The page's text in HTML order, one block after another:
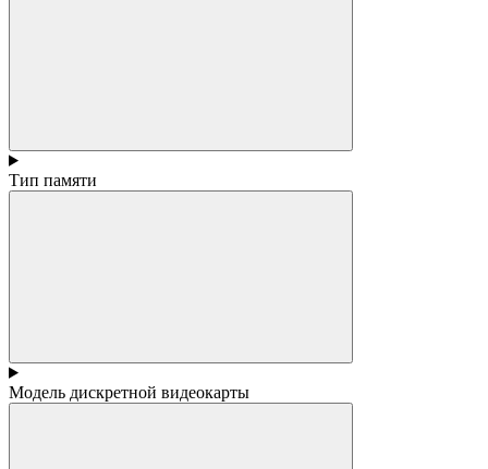
Тип памяти
Модель дискретной видеокарты